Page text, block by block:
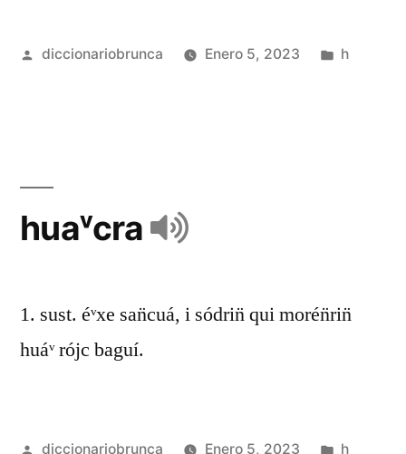
diccionariobrunca Enero 5, 2023 h
huaᵛcra
1. sust. éᵛxe san̈cuá, i sódrin̈ qui morén̈rin̈
huáᵛ rójc baguí.
diccionariobrunca Enero 5, 2023 h